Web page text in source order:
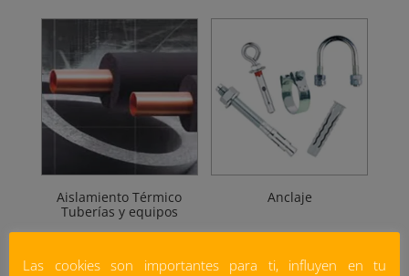
Aislamiento Térmico
Tuberías y equipos
Anclaje
Las cookies son importantes para ti, influyen en tu